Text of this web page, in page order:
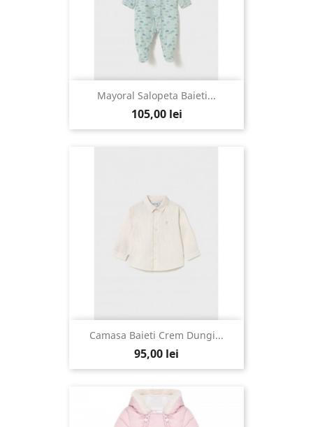
Mayoral Salopeta Baieti...
105,00 lei
Camasa Baieti Crem Dungi...
95,00 lei